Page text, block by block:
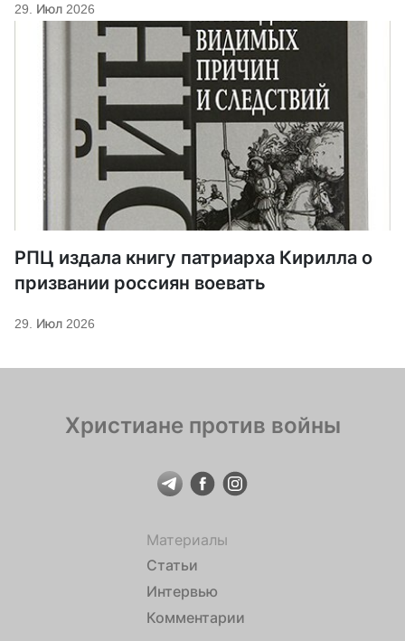
29. Июл 2026
РПЦ издала книгу патриарха Кирилла о
призвании россиян воевать
29. Июл 2026
Христиане против войны
Материалы
Статьи
Интервью
Комментарии